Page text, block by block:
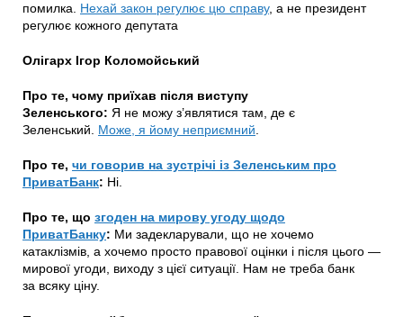
помилка. Нехай закон регулює цю справу, а не президент
регулює кожного депутата
Олігарх Ігор Коломойський
Про те, чому приїхав після виступу
Зеленського: Я не можу з’являтися там, де є
Зеленський. Може, я йому неприємний
Про те, чи говорив на зустрічі із Зеленським про
ПриватБанк: Ні.
Про те, що згоден на мирову угоду щодо
ПриватБанку: Ми задекларували, що не хочемо
катаклізмів, а хочемо просто правової оцінки і після цього —
мирової угоди, виходу з цієї ситуації. Нам не треба банк
за всяку ціну.